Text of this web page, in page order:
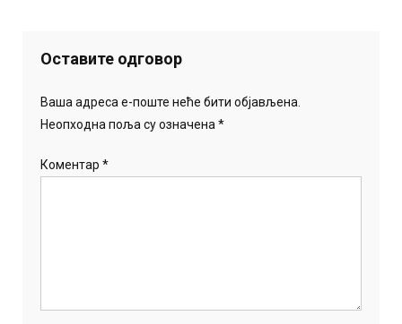
Оставите одговор
Ваша адреса е-поште неће бити објављена.
Неопходна поља су означена*
Коментар*